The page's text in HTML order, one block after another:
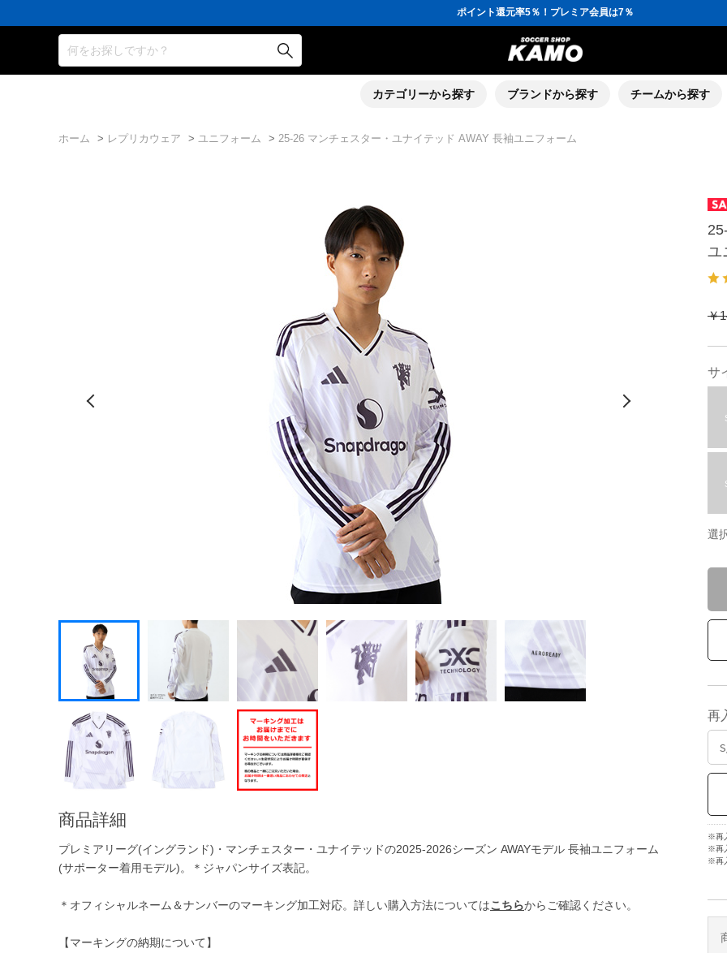
ポイント還元率5％！プレミア会員は7％
会員の方にはお誕生月に「10％OFFクーポン」プレゼント！
16,000円(税込)以上でシューズケースプレゼント！
3,300円(税込)以上で送料無料！
ポイント還元率5％！プレミア会員は7％
会員の方にはお誕生月に「10％OFFクーポン」プレゼント！
何をお探しですか？
カテゴリーから探す ブランドから探す チームから探す
ホーム > レプリカウェア > ユニフォーム > 25-26 マンチェスター・ユナイテッド AWAY 長袖ユニフォーム
商品詳細
プレミアリーグ(イングランド)・マンチェスター・ユナイテッドの2025-2026シーズン AWAYモデル 長袖ユニフォーム
(サポーター着用モデル)。＊ジャパンサイズ表記。
＊オフィシャルネーム＆ナンバーのマーキング加工対応。詳しい購入方法についてはこちらからご確認ください。
【マーキングの納期について】
ユ
￥
サ
選
再
※再
※再
※再